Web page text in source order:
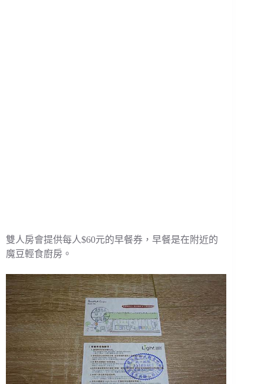
雙人房會提供每人$60元的早餐券，早餐是在附近的
魔豆輕食廚房。